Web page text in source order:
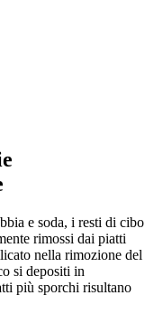
e soda, i resti di cibo
rimossi dai piatti
nella rimozione del
si depositi in
più sporchi risultano